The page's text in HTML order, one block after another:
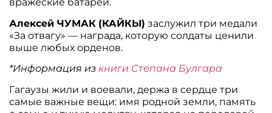
вражеские батареи.
Алексей ЧУМАК (КАЙКЫ) заслужил три медали
«За отвагу» — награда, которую солдаты ценили
выше любых орденов.
*Информация изкниги Степана Булгара
Гагаузы жили и воевали, держа в сердце три
самые важные вещи: имя родной земли, память